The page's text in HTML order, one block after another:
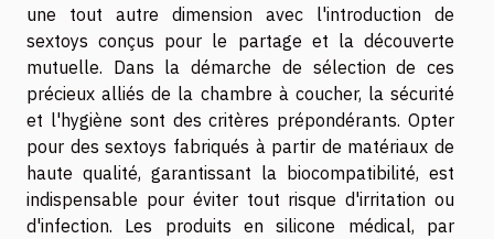
une tout autre dimension avec l'introduction de
sextoys conçus pour le partage et la découverte
mutuelle. Dans la démarche de sélection de ces
précieux alliés de la chambre à coucher, la sécurité
et l'hygiène sont des critères prépondérants. Opter
pour des sextoys fabriqués à partir de matériaux de
haute qualité, garantissant la biocompatibilité, est
indispensable pour éviter tout risque d'irritation ou
d'infection. Les produits en silicone médical, par